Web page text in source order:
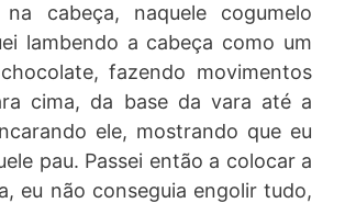
cabeça, naquele cogumelo
lambendo a cabeça como um
fazendo movimentos
cima, da base da vara até a
ele, mostrando que eu
pau. Passei então a colocar a
eu não conseguia engolir tudo,